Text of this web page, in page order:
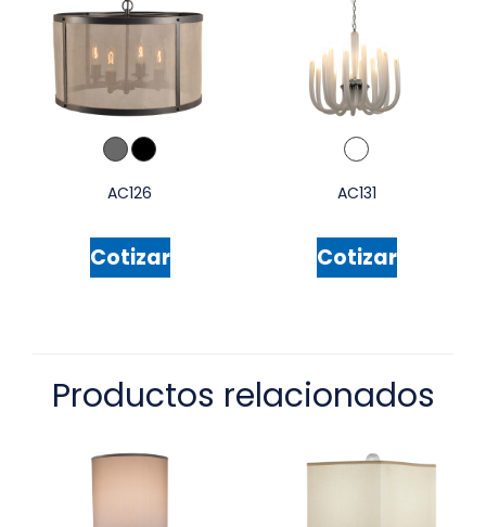
AC126
Cotizar
AC131
Cotizar
Productos relacionados